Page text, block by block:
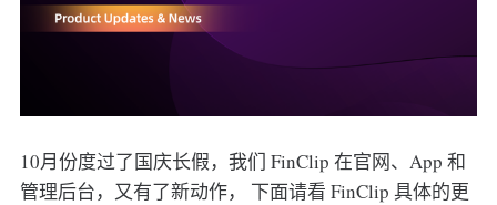
10月份度过了国庆长假，我们 FinClip 在官网、App 和
管理后台，又有了新动作， 下面请看 FinClip 具体的更